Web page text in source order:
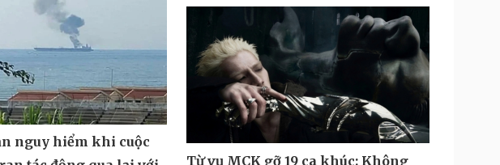
nguy hiểm khi cuộc
Từ vụ MCK gỡ 19 ca khúc: Không